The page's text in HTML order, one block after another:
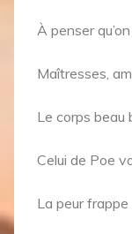
À penser
Maîtresses,
Le corps beau
Celui de Poe
La peur